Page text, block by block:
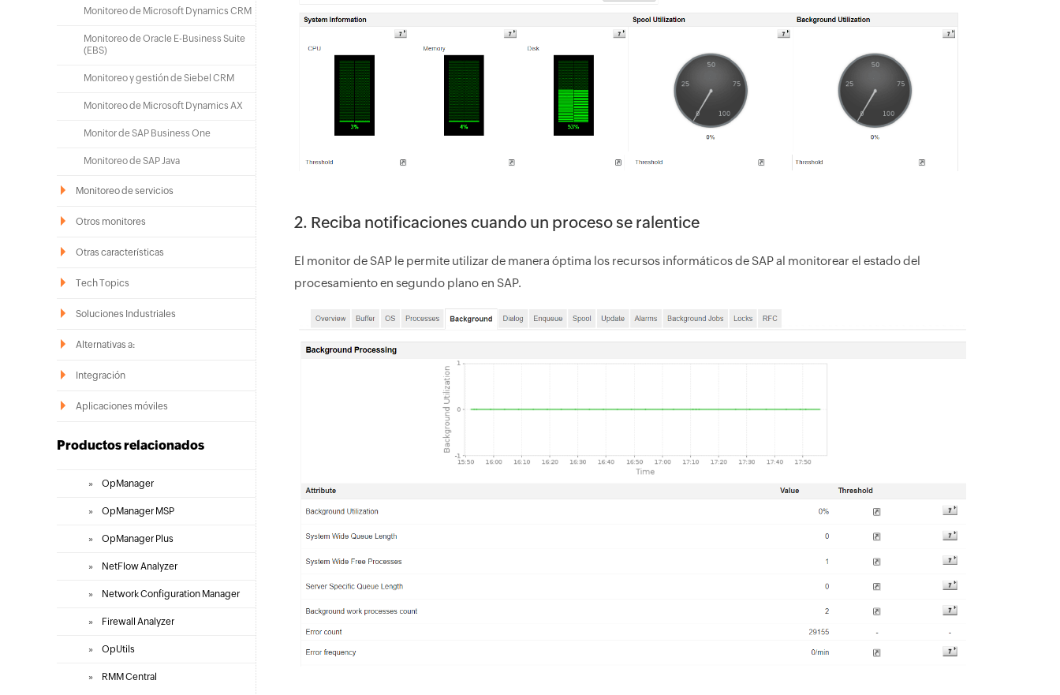
Monitoreo de Microsoft Dynamics CRM
Monitoreo de Oracle E-Business Suite
(EBS)
Monitoreo y gestión de Siebel CRM
Monitoreo de Microsoft Dynamics AX
Monitor de SAP Business One
Monitoreo de SAP Java
Monitoreo de servicios
Otros monitores
Otras características
Tech Topics
Soluciones Industriales
Alternativas a:
Integración
Aplicaciones móviles
Productos relacionados
» OpManager
» OpManager MSP
» OpManager Plus
» NetFlow Analyzer
» Network Configuration Manager
» Firewall Analyzer
» OpUtils
» RMM Central
2. Reciba notificaciones cuando un proceso se ralentice
El monitor de SAP le permite utilizar de manera óptima los recursos informáticos de SAP al monitorear el estado del
procesamiento en segundo plano en SAP.